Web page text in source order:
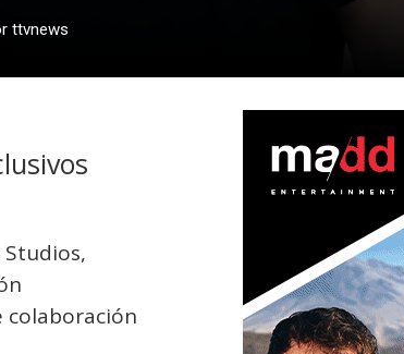
ttvnews
colaboración